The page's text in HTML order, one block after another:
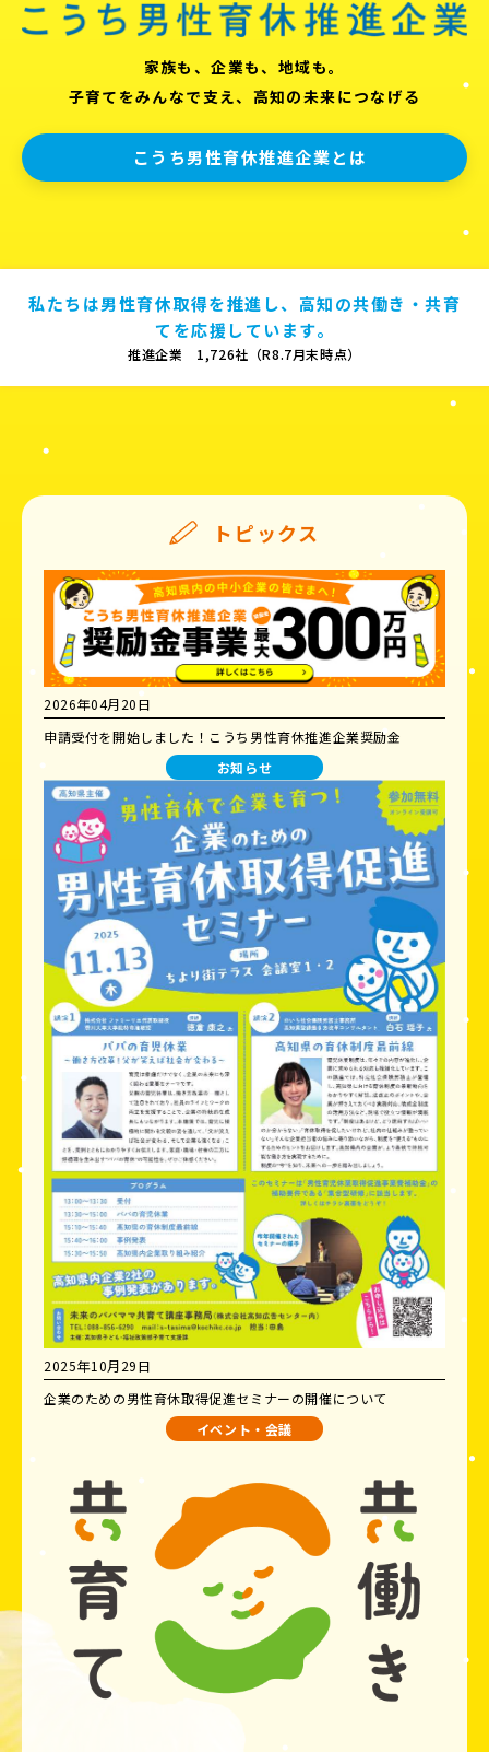
家族も、企業も、地域も。
子育てをみんなで支え、高知の未来につなげる
こうち男性育休推進企業とは
私たちは男性育休取得を推進し、高知の共働き・共育
てを応援しています。
推進企業 1,726社（R8.7月末時点）
トピックス
2026年04月20日
申請受付を開始しました！こうち男性育休推進企業奨励金
お知らせ
2025年10月29日
企業のための男性育休取得促進セミナーの開催について
イベント・会議